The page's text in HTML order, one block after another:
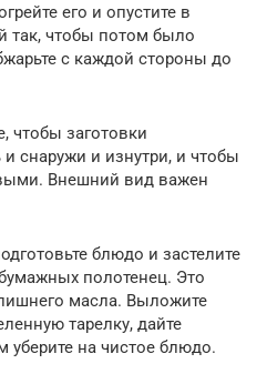
его и опустите в
так, чтобы потом было
с каждой стороны до
чтобы заготовки
снаружи и изнутри, и чтобы
Внешний вид важен
блюдо и застелите
полотенец. Это
масла. Выложите
тарелку, дайте
уберите на чистое блюдо.